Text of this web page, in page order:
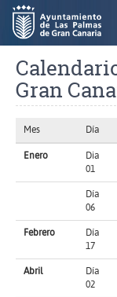
contenido
principal
páginaGran
Mes Día
Enero
Dia
01
Día
06
Febrero
Día
17
Abril
Día
02